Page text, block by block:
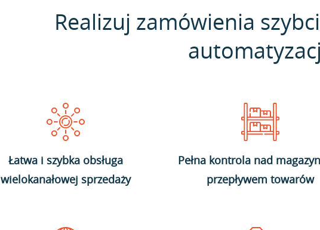
Realizuj zamówienia
Łatwa i szybka obsługa
wielokanałowej sprzedaży
Pełna kontrola nad
przepływem towarów